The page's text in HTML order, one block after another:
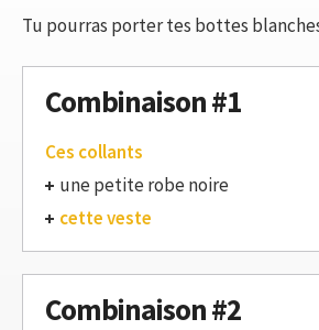
Tu pourras porter tes bottes
Combinaison #1
Ces collants
une petite robe noire
cette veste
Combinaison #2